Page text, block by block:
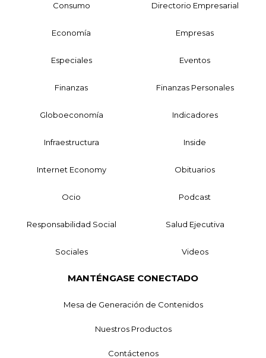
Consumo Directorio Empresarial
Economía Empresas
Especiales Eventos
Finanzas Finanzas Personales
Globoeconomía Indicadores
Infraestructura Inside
Internet Economy Obituarios
Ocio Podcast
Responsabilidad Social Salud Ejecutiva
Sociales Videos
MANTÉNGASE CONECTADO
Mesa de Generación de Contenidos
Nuestros Productos
Contáctenos